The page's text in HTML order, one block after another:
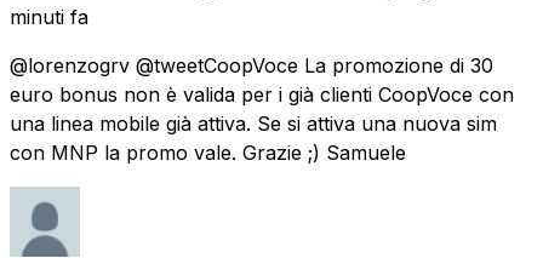
minuti fa
@lorenzogrv @tweetCoopVoce La promozione di 30
euro bonus non è valida per i già clienti CoopVoce con
una linea mobile già attiva. Se si attiva una nuova sim
con MNP la promo vale. Grazie ;) Samuele